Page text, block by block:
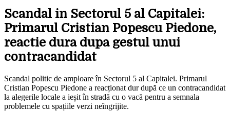
Scandal in Sectorul 5 al Capitalei:
Primarul Cristian Popescu Piedone,
reactie dura dupa gestul unui
contracandidat
Scandal politic de amploare în Sectorul 5 al Capitalei. Primarul
Cristian Popescu Piedone a reacționat dur după ce un contracandidat
la alegerile locale a ieșit în stradă cu o vacă pentru a semnala
problemele cu spațiile verzi neîngrijite.